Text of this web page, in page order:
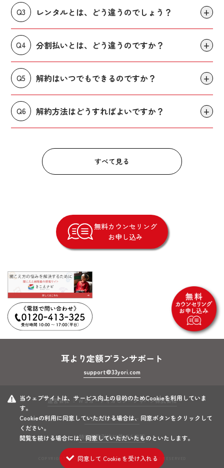
Q3 レンタルとは、どう違うのでしょう？
Q4 分割払いとは、どう違うのですか？
Q5 解約はいつでもできるのですか？
Q6 解約方法はどうすればよいですか？
すべて見る
無料カウンセリング
お申し込み
耳より定額プランサポート
support@33yori.com
運営会社 ： ＷＳオーディオロジージャパン株式会社
プライバシーポリシー
特定商取引法に基づく表記
COPYRIGHT © WS Audiology Japan K.K. ALL RIGHTS RESERVED
当ウェブサイトは、サービス向上の目的のためCookieを利用していま
す。
Cookieの利用に同意していただける場合は、同意ボタンをクリックして
ください。
閲覧を続ける場合には、同意していただいたものといたします。
同意して Cookie を受け入れる